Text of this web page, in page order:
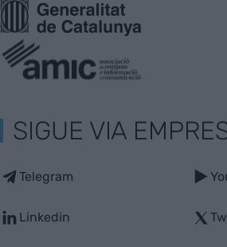
SIGUE VIA
Telegram
Linkedin